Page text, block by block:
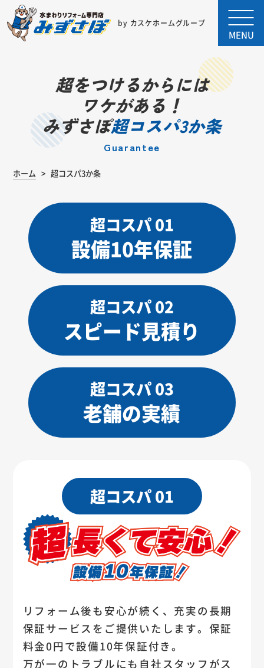
by カスケホームグループ
MENU
超をつけるからには
ワケがある！
みずさぽ超コスパ3か条
Guarantee
ホーム 超コスパ3か条
超コスパ 01
設備10年保証
超コスパ 02
スピード見積り
超コスパ 03
老舗の実績
超コスパ 01
リフォーム後も安心が続く、充実の長期
保証サービスをご提供いたします。保証
料金0円で設備10年保証付き。
万が一のトラブルにも自社スタッフがス